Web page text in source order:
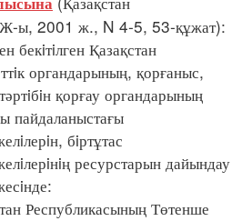
ы, 2001 ж., N 4-5, 53-құжат):
бекiтiлген Қазақстан
органдарының, қорғаныс,
қорғау органдарының
пайдаланыстағы
бiртұтас
ресурстарын дайындау
Республикасының Төтенше